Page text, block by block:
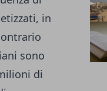
in
sono
di